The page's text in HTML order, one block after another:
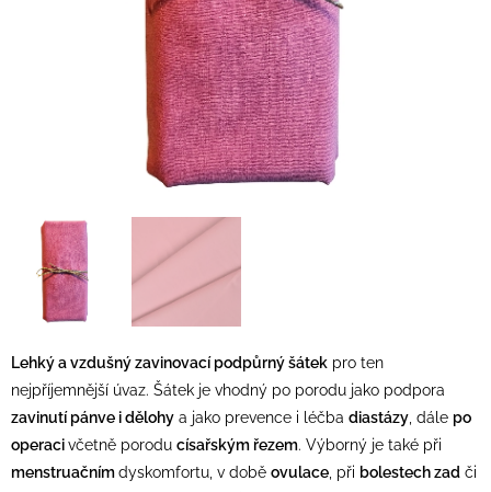
Lehký a vzdušný zavinovací podpůrný šátek pro ten
nejpříjemnější úvaz. Šátek je vhodný po porodu jako podpora
zavinutí pánve i dělohy a jako prevence i léčba diastázy , dále po
operacivčetně porodu císařským řezem. Výborný je také při
menstruačnímdyskomfortu, v době ovulace , při bolestech zad či